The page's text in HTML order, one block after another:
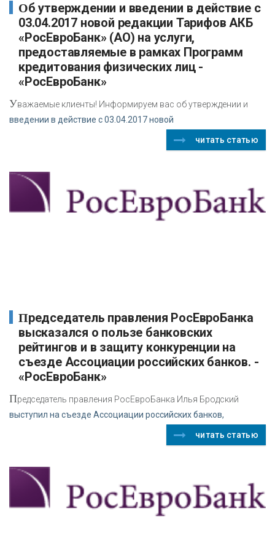
Об утверждении и введении в действие с
03.04.2017 новой редакции Тарифов АКБ
«РосЕвроБанк» (АО) на услуги,
предоставляемые в рамках Программ
кредитования физических лиц -
«РосЕвроБанк»
Уважаемые клиенты! Информируем вас об утверждении и
введении в действие с 03.04.2017 новой
читать статью
Председатель правления РосЕвроБанка
высказался о пользе банковских
рейтингов и в защиту конкуренции на
съезде Ассоциации российских банков. -
«РосЕвроБанк»
Председатель правления РосЕвроБанка Илья Бродский
выступил на съезде Ассоциации российских банков,
читать статью